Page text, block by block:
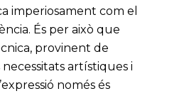
imperiosament com el
És per això que
provinent de
necessitats artístiques i
només és